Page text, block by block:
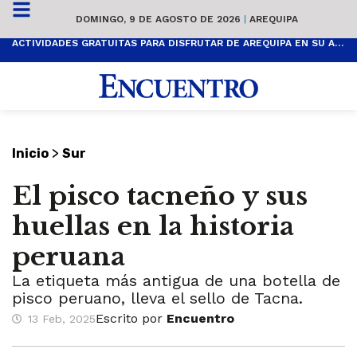
DOMINGO, 9 DE AGOSTO DE 2026 | AREQUIPA
ACTIVIDADES GRATUITAS PARA DISFRUTAR DE AREQUIPA EN SU ANIVERSARIO
Inicio > Sur
El pisco tacneño y sus
huellas en la historia
peruana
La etiqueta más antigua de una botella de
pisco peruano, lleva el sello de Tacna.
13 Feb, 2025Escrito por Encuentro